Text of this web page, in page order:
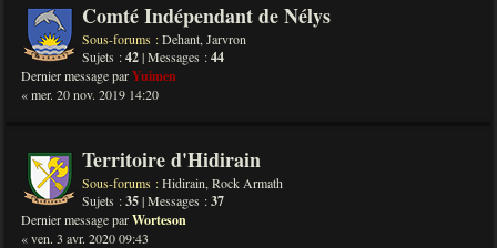
Comté Indépendant de Nélys
Sous-forums :Dehant, Jarvron
Sujets :42| Messages :44
Dernier message parYuimen
« mer. 20 nov. 2019 14:20
Territoire d'Hidirain
Sous-forums :Hidirain, Rock Armath
Sujets :35| Messages :37
Dernier message parWorteson
« ven. 3 avr. 2020 09:43